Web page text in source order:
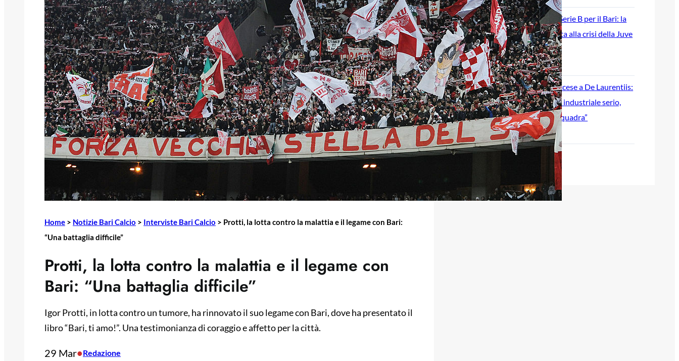
Home > Notizie Bari Calcio > Interviste Bari Calcio > Protti, la lotta contro la malattia e il legame con Bari:
“Una battaglia difficile”
Protti, la lotta contro la malattia e il legame con
Bari: “Una battaglia difficile”
Igor Protti, in lotta contro un tumore, ha rinnovato il suo legame con Bari, dove ha presentato il
libro “Bari, ti amo!”. Una testimonianza di coraggio e affetto per la città.
29 Mar•Redazione
Ripescaggio in Serie B per il Bari: la
speranza è legata alla crisi della Juve
Stabia
28 Maggio 2026
Futuro Bari, Leccese a De Laurentiis:
“Serve un piano industriale serio,
non siamo una seconda squadra”
27 Maggio 2026